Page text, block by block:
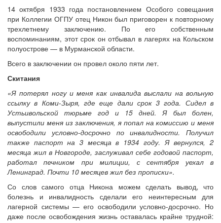
14 октября 1933 года постановлением Особого совещания
при Коллегии ОГПУ отец Никон был приговорен к повторному
трехлетнему заключению. По его собственным
воспоминаниям, этот срок он отбывал в лагерях на Кольском
полуострове — в Мурманской области.
Всего в заключении он провел около пяти лет.
Скитания
«Я потерял ногу и меня как инвалида выслали на вольную
ссылку в Коми-Зыря, где еще дали срок 3 года. Сидел в
Устьивольской тюрьме год и 15 дней. Я был болен,
выпустили меня из заключения, я попал на комиссию и меня
освободили условно-досрочно по инвалидности. Получил
также паспорт на 3 месяца в 1934 году. Я вернулся, 2
месяца жил в Новгороде, заслуживал себе годовой паспорт,
работал печником при милиции, с сентября уехал в
Ленинград. Почти 10 месяцев жил без прописки».
Со слов самого отца Никона можем сделать вывод, что
болезнь и инвалидность сделали его неинтересным для
лагерной системы — его освободили условно-досрочно. Но
даже после освобождения жизнь оставалась крайне трудной: